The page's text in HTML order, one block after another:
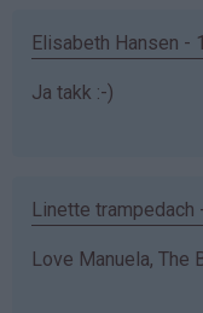
Elisabeth Hansen -
Ja takk :-)
Linette trampedach
Love Manuela, The